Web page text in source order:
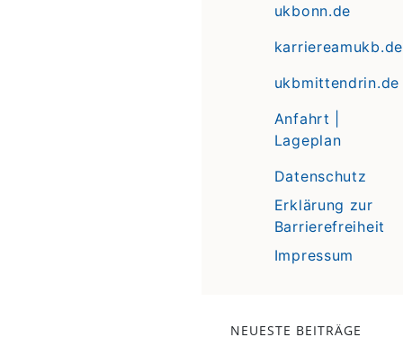
ukbonn.de
karriereamukb.de
ukbmittendrin.de
Anfahrt |
Lageplan
Datenschutz
Erklärung zur
Barrierefreiheit
Impressum
NEUESTE BEITRÄGE